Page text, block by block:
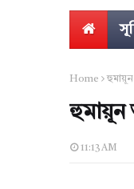
Home
হুমায়ূন
11:13 AM